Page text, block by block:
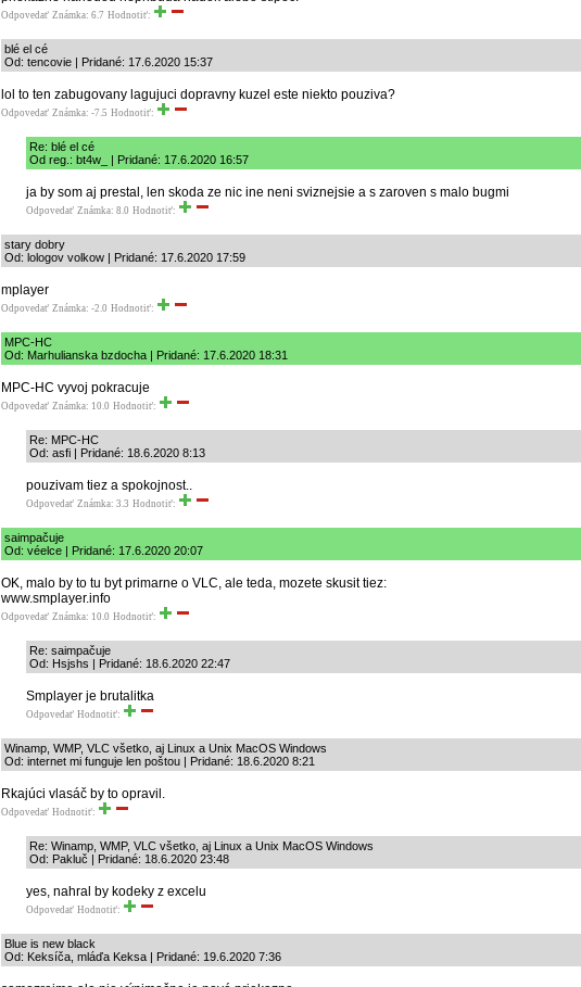
Odpovedať Známka: 6.7 Hodnotiť:
blé el cé
Od: tencovie | Pridané: 17.6.2020 15:37
lol to ten zabugovany lagujuci dopravny kuzel este niekto pouziva?
Odpovedať Známka: -7.5 Hodnotiť:
Re: blé el cé
Od reg.: bt4w_ | Pridané: 17.6.2020 16:57
ja by som aj prestal, len skoda ze nic ine neni sviznejsie a s zaroven s malo bugmi
Odpovedať Známka: 8.0 Hodnotiť:
stary dobry
Od: lologov volkow | Pridané: 17.6.2020 17:59
mplayer
Odpovedať Známka: -2.0 Hodnotiť:
MPC-HC
Od: Marhulianska bzdocha | Pridané: 17.6.2020 18:31
MPC-HC vyvoj pokracuje
Odpovedať Známka: 10.0 Hodnotiť:
Re: MPC-HC
Od: asfi | Pridané: 18.6.2020 8:13
pouzivam tiez a spokojnost..
Odpovedať Známka: 3.3 Hodnotiť:
saimpačuje
Od: véelce | Pridané: 17.6.2020 20:07
OK, malo by to tu byt primarne o VLC, ale teda, mozete skusit tiez:
www.smplayer.info
Odpovedať Známka: 10.0 Hodnotiť:
Re: saimpačuje
Od: Hsjshs | Pridané: 18.6.2020 22:47
Smplayer je brutalitka
Odpovedať Hodnotiť:
Winamp, WMP, VLC všetko, aj Linux a Unix MacOS Windows
Od: internet mi funguje len poštou | Pridané: 18.6.2020 8:21
Rkajúci vlasáč by to opravil.
Odpovedať Hodnotiť:
Re: Winamp, WMP, VLC všetko, aj Linux a Unix MacOS Windows
Od: Pakluč | Pridané: 18.6.2020 23:48
yes, nahral by kodeky z excelu
Odpovedať Hodnotiť:
Blue is new black
Od: Keksíča, mláďa Keksa | Pridané: 19.6.2020 7:36